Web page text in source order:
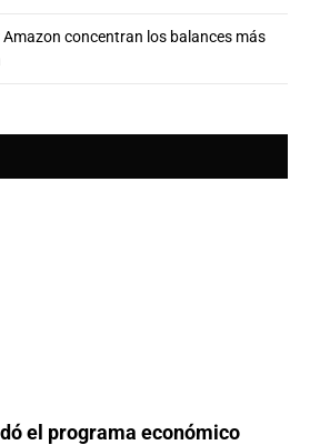
concentran los balances más
el programa económico